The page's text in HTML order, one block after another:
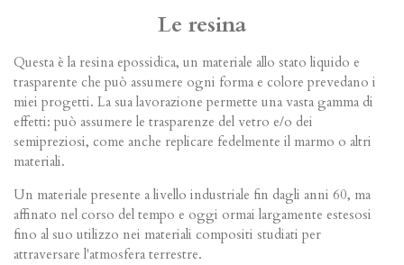
Le resina
Questa è la resina epossidica, un materiale allo stato liquido e
trasparente che può assumere ogni forma e colore prevedano i
miei progetti. La sua lavorazione permette una vasta gamma di
effetti: può assumere le trasparenze del vetro e/o dei
semipreziosi, come anche replicare fedelmente il marmo o altri
materiali.
Un materiale presente a livello industriale fin dagli anni 60, ma
affinato nel corso del tempo e oggi ormai largamente estesosi
fino al suo utilizzo nei materiali compositi studiati per
attraversare l'atmosfera terrestre.